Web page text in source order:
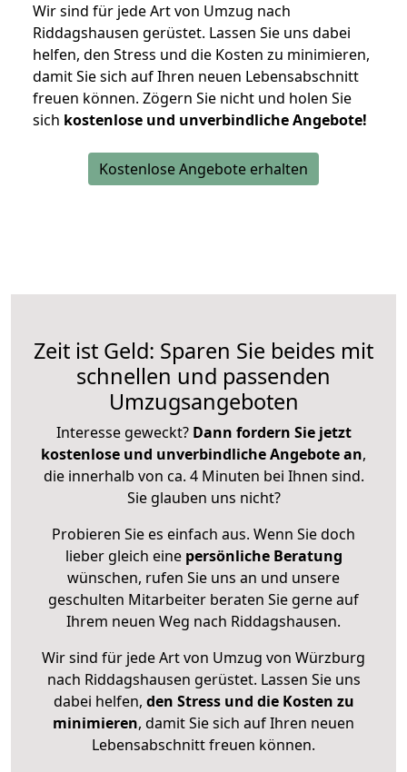
Wir sind für jede Art von Umzug nach
Riddagshausen gerüstet. Lassen Sie uns dabei
helfen, den Stress und die Kosten zu minimieren,
damit Sie sich auf Ihren neuen Lebensabschnitt
freuen können. Zögern Sie nicht und holen Sie
sich kostenlose und unverbindliche Angebote!
Kostenlose Angebote erhalten
Zeit ist Geld: Sparen Sie beides mit
schnellen und passenden
Umzugsangeboten
Interesse geweckt? Dann fordern Sie jetzt
kostenlose und unverbindliche Angebote an,
die innerhalb von ca. 4 Minuten bei Ihnen sind.
Sie glauben uns nicht?
Probieren Sie es einfach aus. Wenn Sie doch
lieber gleich eine persönliche Beratung
wünschen, rufen Sie uns an und unsere
geschulten Mitarbeiter beraten Sie gerne auf
Ihrem neuen Weg nach Riddagshausen.
Wir sind für jede Art von Umzug von Würzburg
nach Riddagshausen gerüstet. Lassen Sie uns
dabei helfen, den Stress und die Kosten zu
minimieren, damit Sie sich auf Ihren neuen
Lebensabschnitt freuen können.